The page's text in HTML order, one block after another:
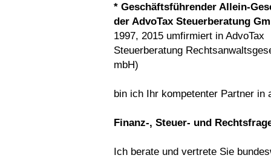
* Geschäftsführender Allein-
der AdvoTax Steuerberatung
1997, 2015 umfirmiert in AdvoTax
Steuerberatung
mbH)
bin ich Ihr kompetenter Partner in
Finanz-, Steuer- und
Ich berate und vertrete Sie